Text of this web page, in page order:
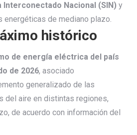
Interconectado Nacional (SIN) y
de mediano plazo.
histórico
de energía eléctrica del país
de 2026, asociado
generalizado de las
del aire en distintas regiones,
de acuerdo con información del